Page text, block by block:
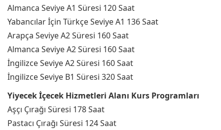
Almanca Seviye A1 Süresi 120 Saat
Yabancılar İçin Türkçe Seviye A1 136 Saat
Arapça Seviye A2 Süresi 160 Saat
Almanca Seviye A2 Süresi 160 Saat
İngilizce Seviye A2 Süresi 160 Saat
İngilizce Seviye B1 Süresi 320 Saat
Yiyecek İçecek Hizmetleri Alanı Kurs Programları
Aşçı Çırağı Süresi 178 Saat
Pastacı Çırağı Süresi 124 Saat